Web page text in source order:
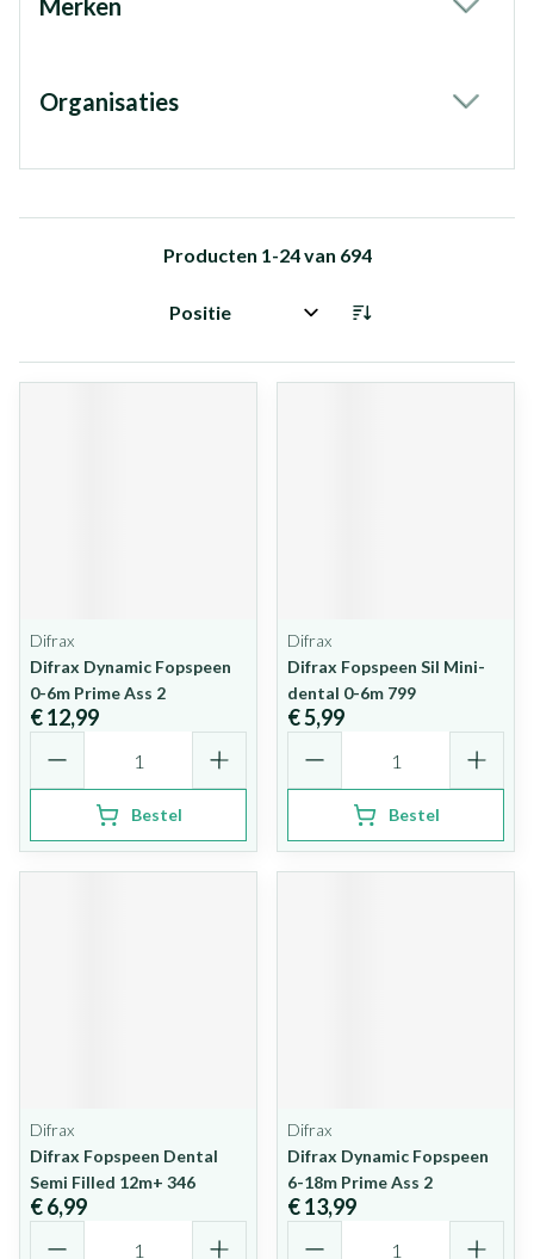
Merken
Organisaties
Producten 1-24van 694
Sorteer op:
Difrax
Difrax Dynamic Fopspeen
0-6m Prime Ass 2
€ 12,99
Bestel
Difrax
Difrax Fopspeen Sil Mini-
dental 0-6m 799
€ 5,99
Bestel
Difrax
Difrax Fopspeen Dental
Semi Filled 12m+ 346
€ 6,99
Difrax
Difrax Dynamic Fopspeen
6-18m Prime Ass 2
€ 13,99